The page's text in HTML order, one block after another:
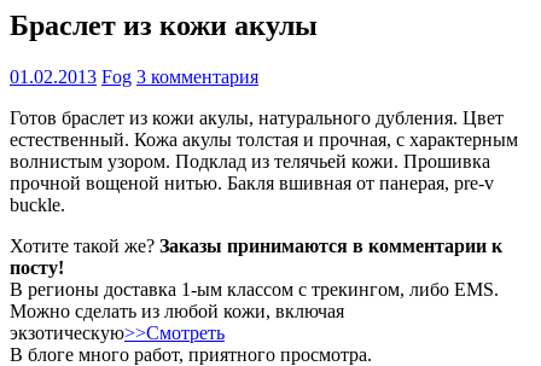
Браслет из кожи акулы
01.02.2013 Fog 3 комментария
Готов браслет из кожи акулы, натурального дубления. Цвет
естественный. Кожа акулы толстая и прочная, с характерным
волнистым узором. Подклад из телячьей кожи. Прошивка
прочной вощеной нитью. Бакля вшивная от панерая, pre-v
buckle.
Хотите такой же? Заказы принимаются в комментарии к
посту!
В регионы доставка 1-ым классом с трекингом, либо EMS.
Можно сделать из любой кожи, включая
экзотическую>>Смотреть
В блоге много работ, приятного просмотра.